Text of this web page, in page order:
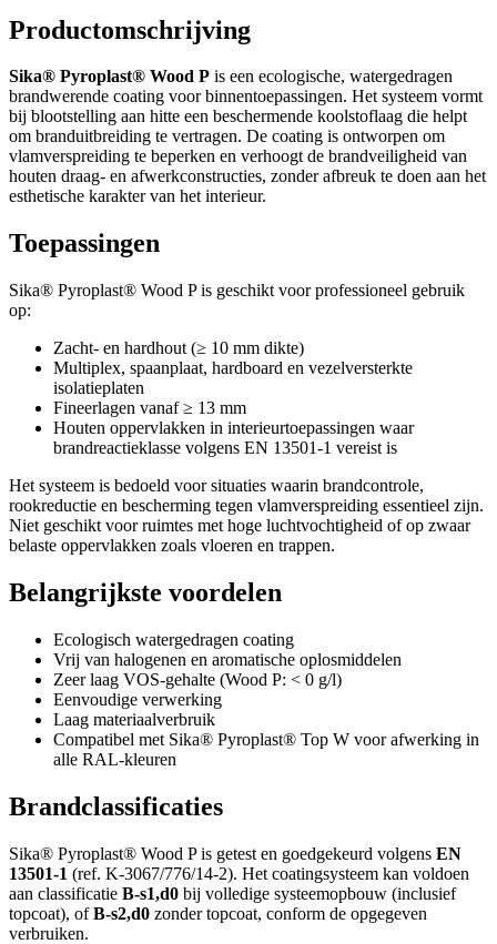
Productomschrijving
Sika® Pyroplast® Wood P is een ecologische, watergedragen
brandwerende coating voor binnentoepassingen. Het systeem vormt
bij blootstelling aan hitte een beschermende koolstoflaag die helpt
om branduitbreiding te vertragen. De coating is ontworpen om
vlamverspreiding te beperken en verhoogt de brandveiligheid van
houten draag- en afwerkconstructies, zonder afbreuk te doen aan het
esthetische karakter van het interieur.
Toepassingen
Sika® Pyroplast® Wood P is geschikt voor professioneel gebruik
op:
Zacht- en hardhout (≥ 10 mm dikte)
Multiplex, spaanplaat, hardboard en vezelversterkte
isolatieplaten
Fineerlagen vanaf ≥ 13 mm
Houten oppervlakken in interieurtoepassingen waar
brandreactieklasse volgens EN 13501-1 vereist is
Het systeem is bedoeld voor situaties waarin brandcontrole,
rookreductie en bescherming tegen vlamverspreiding essentieel zijn.
Niet geschikt voor ruimtes met hoge luchtvochtigheid of op zwaar
belaste oppervlakken zoals vloeren en trappen.
Belangrijkste voordelen
Ecologisch watergedragen coating
Vrij van halogenen en aromatische oplosmiddelen
Zeer laag VOS-gehalte (Wood P: < 0 g/l)
Eenvoudige verwerking
Laag materiaalverbruik
Compatibel met Sika® Pyroplast® Top W voor afwerking in
alle RAL-kleuren
Brandclassificaties
Sika® Pyroplast® Wood P is getest en goedgekeurd volgens EN
13501-1 (ref. K-3067/776/14-2). Het coatingsysteem kan voldoen
aan classificatie B-s1,d0 bij volledige systeemopbouw (inclusief
topcoat), ofB-s2,d0 zonder topcoat, conform de opgegeven
verbruiken.